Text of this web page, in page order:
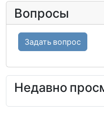
Вопросы
Задать вопрос
Недавно